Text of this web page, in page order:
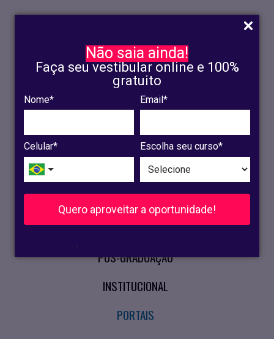
Não saia ainda!
Faça seu vestibular online e 100%
gratuito
Nome* Email*
Celular* Escolha seu curso*
Quero aproveitar a oportunidade!
.
INSCRIÇÃO
OLINDA
RECIFE
VESTIBULAR
CURSOS PRESENCIAIS
PÓS-GRADUAÇÃO
INSTITUCIONAL
PORTAIS